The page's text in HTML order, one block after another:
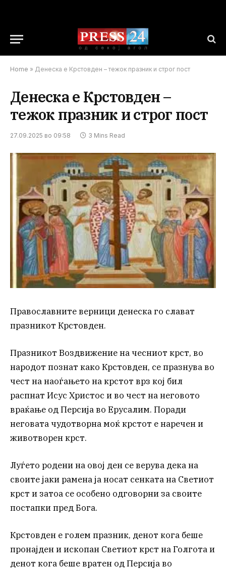
Home » Денеска е Крстовден – тежок празник и строг пост
Денеска е Крстовден –
тежок празник и строг пост
27.09.2025 во 09:58 3 Mins Read
Православните верници денеска го слават
празникот Крстовден.
Празникот Воздвижение на чесниот крст, во
народот познат како Крстовден, се празнува во
чест на наоѓањето на крстот врз кој бил
распнат Исус Христос и во чест на неговото
враќање од Персија во Ерусалим. Поради
неговата чудотворна моќ крстот е наречен и
животворен крст.
Луѓето родени на овој ден се верува дека на
своите јаки рамена ја носат сенката на Светиот
крст и затоа се особено одговорни за своите
постапки пред Бога.
Крстовден е голем празник, денот кога беше
пронајден и ископан Светиот крст на Голгота и
денот кога беше вратен од Персија во